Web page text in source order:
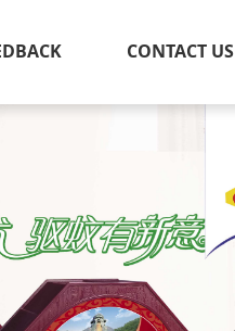
CONTACT US